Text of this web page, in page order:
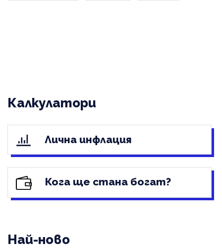
Калкулатори
Лична инфлация
Кога ще стана богат?
Най-ново